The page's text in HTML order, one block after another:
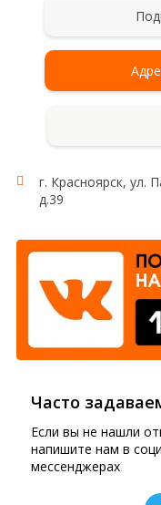
г. Красноярск, ул.
д.39
Часто
Если вы не нашли
напишите нам в
мессенджерах